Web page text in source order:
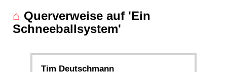
⌂ Querverweise auf 'Ein
Schneeballsystem'
Tim Deutschmann